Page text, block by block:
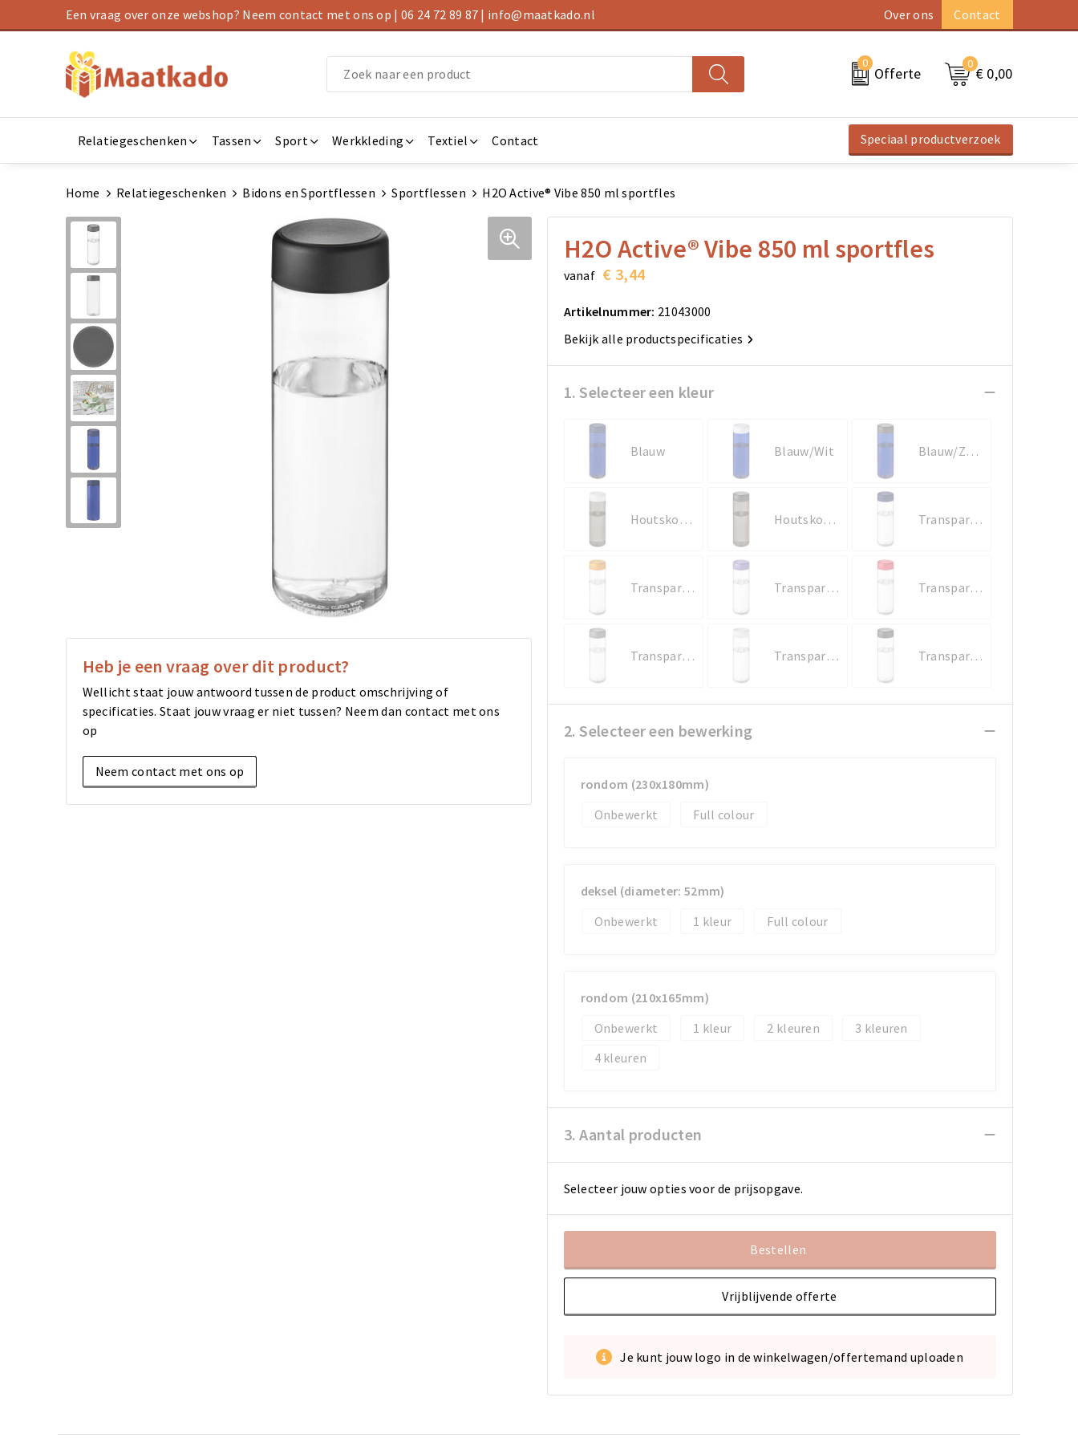
Een vraag over onze webshop? Neem contact met ons op | 06 24 72 89 87 | info@maatkado.nl Over ons Contact
0
Offerte
0
€ 0,00
Relatiegeschenken Tassen Sport Werkkleding Textiel Contact Speciaal productverzoek
Home Relatiegeschenken Bidons en Sportflessen Sportflessen H2O Active® Vibe 850 ml sportfles
Heb je een vraag over dit product?
Wellicht staat jouw antwoord tussen de product omschrijving of
specificaties. Staat jouw vraag er niet tussen? Neem dan contact met ons
op
Neem contact met ons op
H2O Active® Vibe 850 ml sportfles
vanaf € 3,44
Artikelnummer: 21043000
Bekijk alle productspecificaties
1. Selecteer een kleur
Blauw Blauw/Wit Blauw/Zwart
Houtskool/Wit Houtskool/Zwart Transparent/Blauw
Transparent/Oranje Transparent/Paars Transparent/Rood
Transparent/Stormgrijs Transparent/Wit Transparent/Zwart
2. Selecteer een bewerking
rondom (230x180mm)
Onbewerkt
Full colour
deksel (diameter: 52mm)
Onbewerkt
1 Full colour
rondom (210x165mm)
Onbewerkt
1 2
3
4
3. Aantal producten
Selecteer jouw opties voor de prijsopgave.
Bestellen
Vrijblijvende offerte
Je kunt jouw logo in de winkelwagen/offertemand uploaden